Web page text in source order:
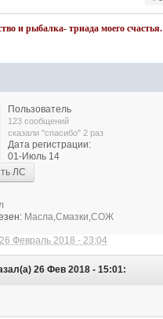
и рыбалка- триада моего счастья.
Пользователь
123 сообщений
сказали "спасибо" 2 раз
Дата регистрации:
01-Июль 14
ЛС
Масла,Смазки,СОЖ
26 Февраль 2018 - 23:04
26 Фев 2018 - 15:01: